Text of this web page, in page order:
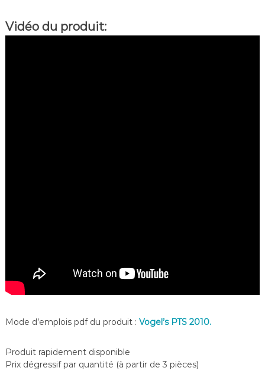
Vidéo du produit:
Mode d’emplois pdf du produit : Vogel’s PTS 2010.
Produit rapidement disponible
Prix dégressif par quantité (à partir de 3 pièces)